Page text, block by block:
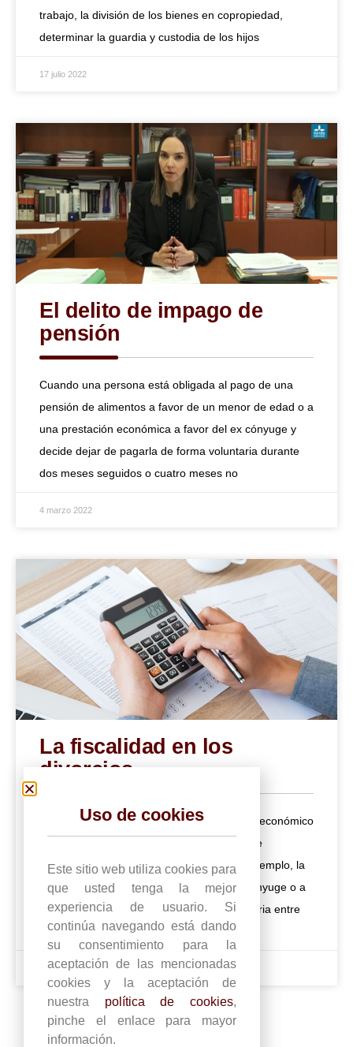
trabajo, la división de los bienes en copropiedad,
determinar la guardia y custodia de los hijos
17 julio 2022
El delito de impago de
pensión
Cuando una persona está obligada al pago de una
pensión de alimentos a favor de un menor de edad o a
una prestación económica a favor del ex cónyuge y
decide dejar de pagarla de forma voluntaria durante
dos meses seguidos o cuatro meses no
4 marzo 2022
La fiscalidad en los
divorcios
El divorcio genera unos hechos de carácter económico
que pueden estar gravados por una serie de
impuestos que afectan a la fiscalidad. Por ejemplo, la
pensión de alimentos, ya sea a favor del cónyuge o a
favor de los hijos, la prestación compensatoria entre
cónyuges
12 julio 2017
Uso de cookies
Este sitio web utiliza cookies para
que usted tenga la mejor
experiencia de usuario. Si
continúa navegando está dando
su consentimiento para la
aceptación de las mencionadas
cookies y la aceptación de
nuestra política de cookies,
pinche el enlace para mayor
información.